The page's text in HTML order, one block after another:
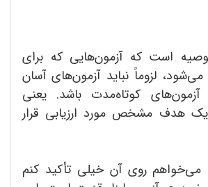
است که آزمون‌هایی که برای
لزوماً نباید آزمون‌های آسان
آزمون‌‌های کوتاه‌مدت باشد. یعنی
یک هدف مشخص مورد ارزیابی قرار
روی آن خیلی تأکید کنم